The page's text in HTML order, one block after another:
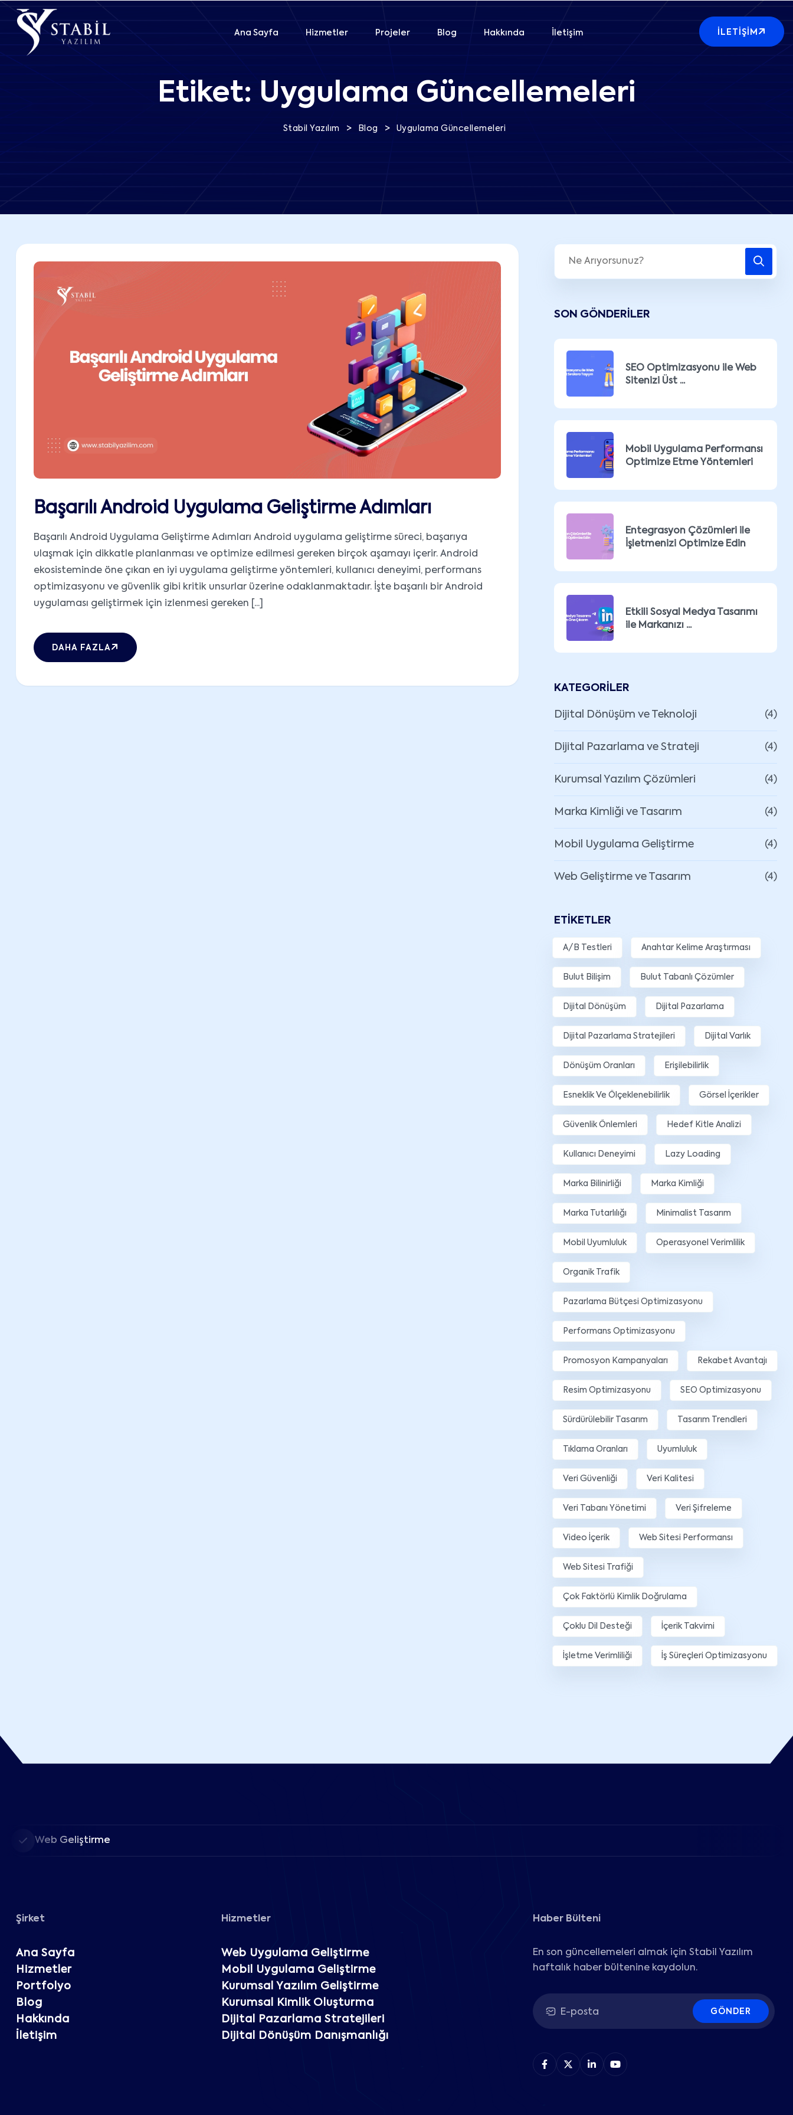
Ana Sayfa Hizmetler Projeler Blog Hakkında İletişim İLETIŞIM
Etiket: Uygulama Güncellemeleri
Stabil Yazılım > Blog > Uygulama Güncellemeleri
Başarılı Android Uygulama Geliştirme Adımları
Başarılı Android Uygulama Geliştirme Adımları Android uygulama geliştirme süreci, başarıya
ulaşmak için dikkatle planlanması ve optimize edilmesi gereken birçok aşamayı içerir. Android
ekosisteminde öne çıkan en iyi uygulama geliştirme yöntemleri, kullanıcı deneyimi, performans
optimizasyonu ve güvenlik gibi kritik unsurlar üzerine odaklanmaktadır. İşte başarılı bir Android
uygulaması geliştirmek için izlenmesi gereken [...]
DAHA FAZLA
SON GÖNDERILER
SEO Optimizasyonu ile Web
Sitenizi Üst ...
Mobil Uygulama Performansı
Optimize Etme Yöntemleri
Entegrasyon Çözümleri ile
İşletmenizi Optimize Edin
Etkili Sosyal Medya Tasarımı
ile Markanızı ...
KATEGORILER
Dijital Dönüşüm ve Teknoloji (4)
Dijital Pazarlama ve Strateji (4)
Kurumsal Yazılım Çözümleri (4)
Marka Kimliği ve Tasarım (4)
Mobil Uygulama Geliştirme (4)
Web Geliştirme ve Tasarım (4)
ETIKETLER
A/B Testleri Anahtar Kelime Araştırması
Bulut Bilişim Bulut Tabanlı Çözümler
Dijital Dönüşüm Dijital Pazarlama
Dijital Pazarlama Stratejileri Dijital Varlık
Dönüşüm Oranları Erişilebilirlik
Esneklik Ve Ölçeklenebilirlik Görsel İçerikler
Güvenlik Önlemleri Hedef Kitle Analizi
Kullanıcı Deneyimi Lazy Loading
Marka Bilinirliği Marka Kimliği
Marka Tutarlılığı Minimalist Tasarım
Mobil Uyumluluk Operasyonel Verimlilik
Organik Trafik
Pazarlama Bütçesi Optimizasyonu
Performans Optimizasyonu
Promosyon Kampanyaları Rekabet Avantajı
Resim Optimizasyonu SEO Optimizasyonu
Sürdürülebilir Tasarım Tasarım Trendleri
Tıklama Oranları Uyumluluk
Veri Güvenliği Veri Kalitesi
Veri Tabanı Yönetimi Veri Şifreleme
Video İçerik Web Sitesi Performansı
Web Sitesi Trafiği
Çok Faktörlü Kimlik Doğrulama
Çoklu Dil Desteği İçerik Takvimi
İşletme Verimliliği İş Süreçleri Optimizasyonu
Web Geliştirme
Şirket
Ana Sayfa
Hizmetler
Portfolyo
Blog
Hakkında
İletişim
Hizmetler
Web Uygulama Geliştirme
Mobil Uygulama Geliştirme
Kurumsal Yazılım Geliştirme
Kurumsal Kimlik Oluşturma
Dijital Pazarlama Stratejileri
Dijital Dönüşüm Danışmanlığı
Haber Bülteni
En son güncellemeleri almak için Stabil Yazılım
haftalık haber bültenine kaydolun.
GÖNDER